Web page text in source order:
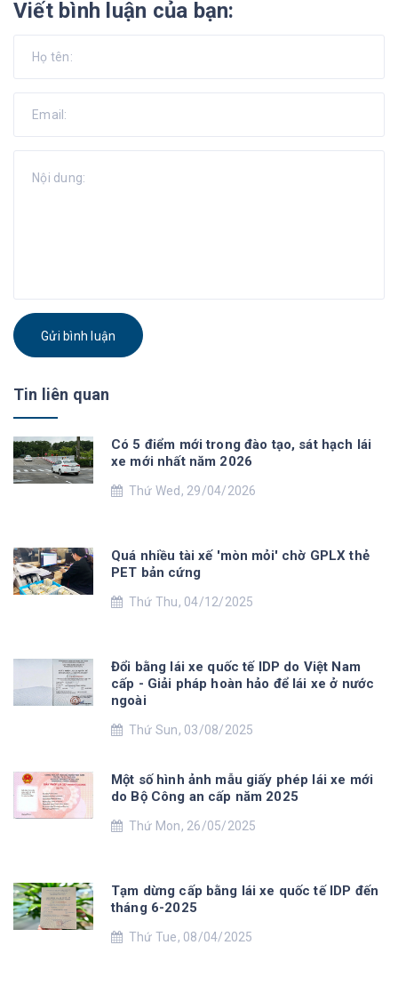
Viết bình luận của bạn:
Gửi bình luận
Tin liên quan
Có 5 điểm mới trong đào tạo, sát hạch lái
xe mới nhất năm 2026
Thứ Wed, 29/04/2026
Quá nhiều tài xế 'mòn mỏi' chờ GPLX thẻ
PET bản cứng
Thứ Thu, 04/12/2025
Đổi bằng lái xe quốc tế IDP do Việt Nam
cấp - Giải pháp hoàn hảo để lái xe ở nước
ngoài
Thứ Sun, 03/08/2025
Một số hình ảnh mẫu giấy phép lái xe mới
do Bộ Công an cấp năm 2025
Thứ Mon, 26/05/2025
Tạm dừng cấp bằng lái xe quốc tế IDP đến
tháng 6-2025
Thứ Tue, 08/04/2025